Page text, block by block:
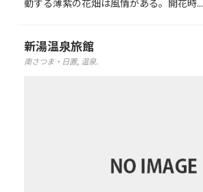
新湯温泉旅館
南さつま・日置, 温泉.